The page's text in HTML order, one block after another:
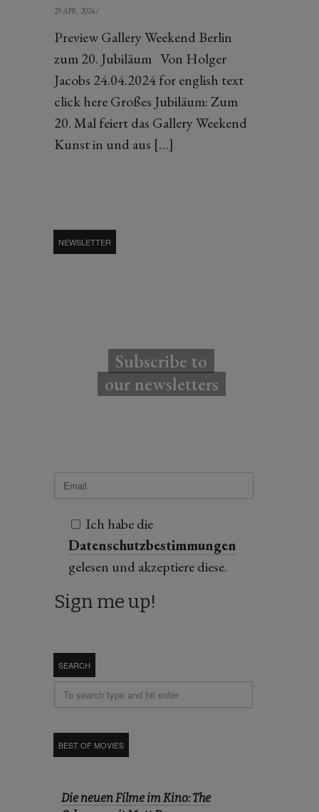
23 APR. 2024 /
Preview Gallery Weekend Berlin
zum 20. Jubiläum Von Holger
Jacobs 24.04.2024 for english text
click here Großes Jubiläum: Zum
20. Mal feiert das Gallery Weekend
Kunst in und aus […]
NEWSLETTER
Subscribe to
our newsletters
Ich habe die
Datenschutzbestimmungen
gelesen und akzeptiere diese.
SEARCH
BEST OF MOVIES
Die neuen Filme im Kino: The